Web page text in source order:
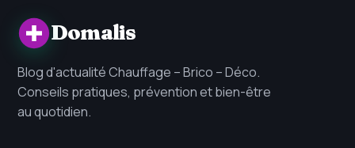
Domalis
Blog d'actualité Chauffage – Brico – Déco.
Conseils pratiques, prévention et bien-être
au quotidien.